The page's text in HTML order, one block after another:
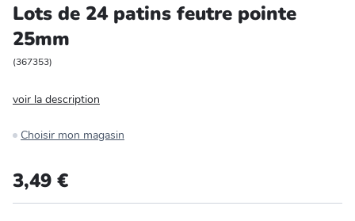
Animalerie
Lots de 24 patins feutre pointe
25mm
(367353)
voir la description
Choisir mon magasin
3,49 €